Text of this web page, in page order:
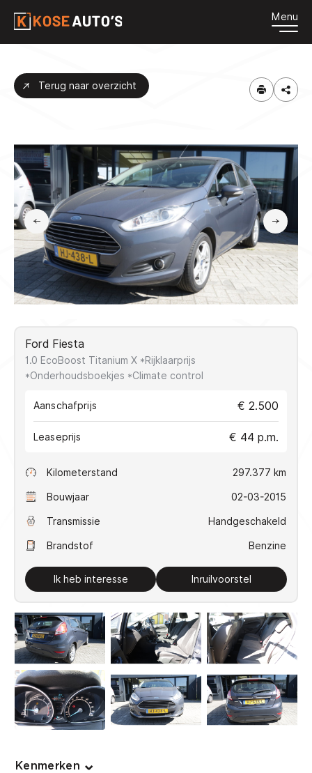
Menu
HOME
DIENSTEN
OVER ONS
CONTACT
VACATURES
Direct contact
Contact
+31(0)10 2239608
Adres
Mercuriusstraat 48
3133 EN Vlaardingen
Openingstijden
Ma - Vr:
9.00 - 18.00
Za:
10.00 - 16.00
Terug naar overzicht
Ford Fiesta
1.0 EcoBoost Titanium X *Rijklaarprijs
*Onderhoudsboekjes *Climate control
Aanschafprijs € 2.500
Leaseprijs € 44 p.m.
Kilometerstand 297.377 km
Bouwjaar 02-03-2015
Transmissie Handgeschakeld
Brandstof Benzine
Ik heb interesse Inruilvoorstel
Kenmerken